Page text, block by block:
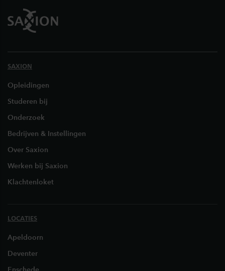
SAXION
Opleidingen
Studeren bij
Onderzoek
Bedrijven & Instellingen
Over Saxion
Werken bij Saxion
Klachtenloket
LOCATIES
Apeldoorn
Deventer